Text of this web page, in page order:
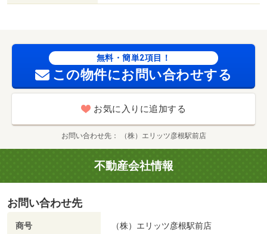
無料・簡単2項目！
この物件にお問い合わせする
お気に入りに追加する
お問い合わせ先 （株）エリッツ彦根駅前店
不動産会社情報
お問い合わせ先
商号 （株）エリッツ彦根駅前店